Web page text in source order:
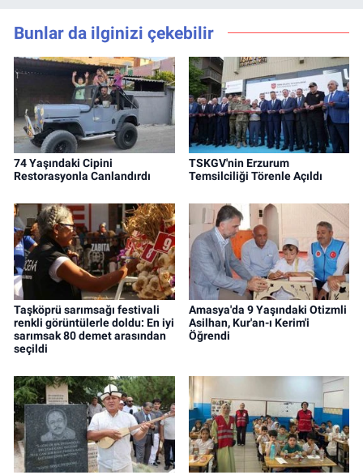
Bunlar da ilginizi çekebilir
74 Yaşındaki Cipini
Restorasyonla Canlandırdı
TSKGV'nin Erzurum
Temsilciliği Törenle Açıldı
Taşköprü sarımsağı festivali
renkli görüntülerle doldu: En iyi
sarımsak 80 demet arasından
seçildi
Amasya'da 9 Yaşındaki Otizmli
Asilhan, Kur'an-ı Kerim'i
Öğrendi